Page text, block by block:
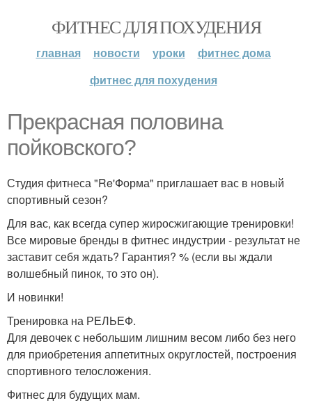
ФИТНЕС ДЛЯ ПОХУДЕНИЯ
главная новости уроки
фитнес дома
фитнес для похудения
Прекрасная половина
пойковского?
Студия фитнеса "Re'Форма" приглашает вас в новый
спортивный сезон?
Для вас, как всегда супер жиросжигающие тренировки!
Все мировые бренды в фитнес индустрии - результат не
заставит себя ждать? Гарантия? % (если вы ждали
волшебный пинок, то это он).
И новинки!
Тренировка на РЕЛЬЕФ.
Для девочек с небольшим лишним весом либо без него
для приобретения аппетитных округлостей, построения
спортивного телосложения.
Фитнес для будущих мам.